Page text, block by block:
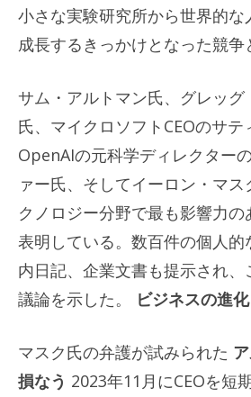
小さな実験研究所から世界的な
成長するきっかけとなった競争
サム・アルトマン氏、グレッグ
氏、マイクロソフトCEOのサテ
OpenAIの元科学ディレクター
ァー氏、そしてイーロン・マ
クノロジー分野で最も影響力の
表明している。数百件の個人的
内日記、企業文書も提示され、
議論を示した。
ビジネスの進化
マスク氏の弁護が試みられた
損なう 2023年11月にCEOを短